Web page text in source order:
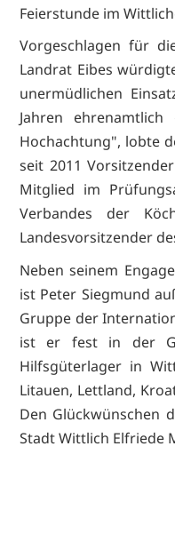
Feierstunde im
Vorgeschlagen für
Landrat Eibes
unermüdlichen
Jahren
Hochachtung", lobte
seit 2011
Mitglied im
Verbandes der
Landesvorsitzender
Neben seinem
ist Peter Siegmund
Gruppe der
ist er fest in der
Hilfsgüterlager in
Litauen, Lettland,
Den Glückwünschen
Stadt Wittlich Elfriede